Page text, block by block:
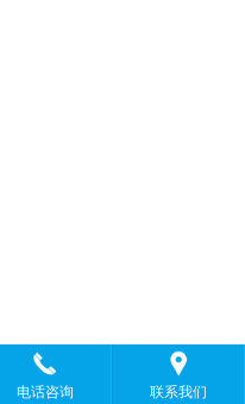
电话咨询 联系我们